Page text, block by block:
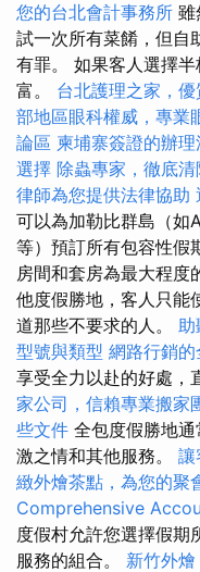
您的台北會計事務所 雖
試一次所有菜餚，但自
有罪。 如果客人選擇
富。 台北護理之家，
部地區眼科權威，專業
論區 柬埔寨簽證的辦理
選擇 除蟲專家，徹底
律師為您提供法律協助
可以為加勒比群島（如
等）預訂所有包容性假
房間和套房為最大程度
他度假勝地，客人只能
道那些不要求的人。 助
型號與類型 網路行銷
享受全力以赴的好處，
家公司，信賴專業搬家
些文件 全包度假勝地
激之情和其他服務。 讓
緻外燴茶點，為您的聚
Comprehensive
度假村允許您選擇假期
服務的組合。 新竹外